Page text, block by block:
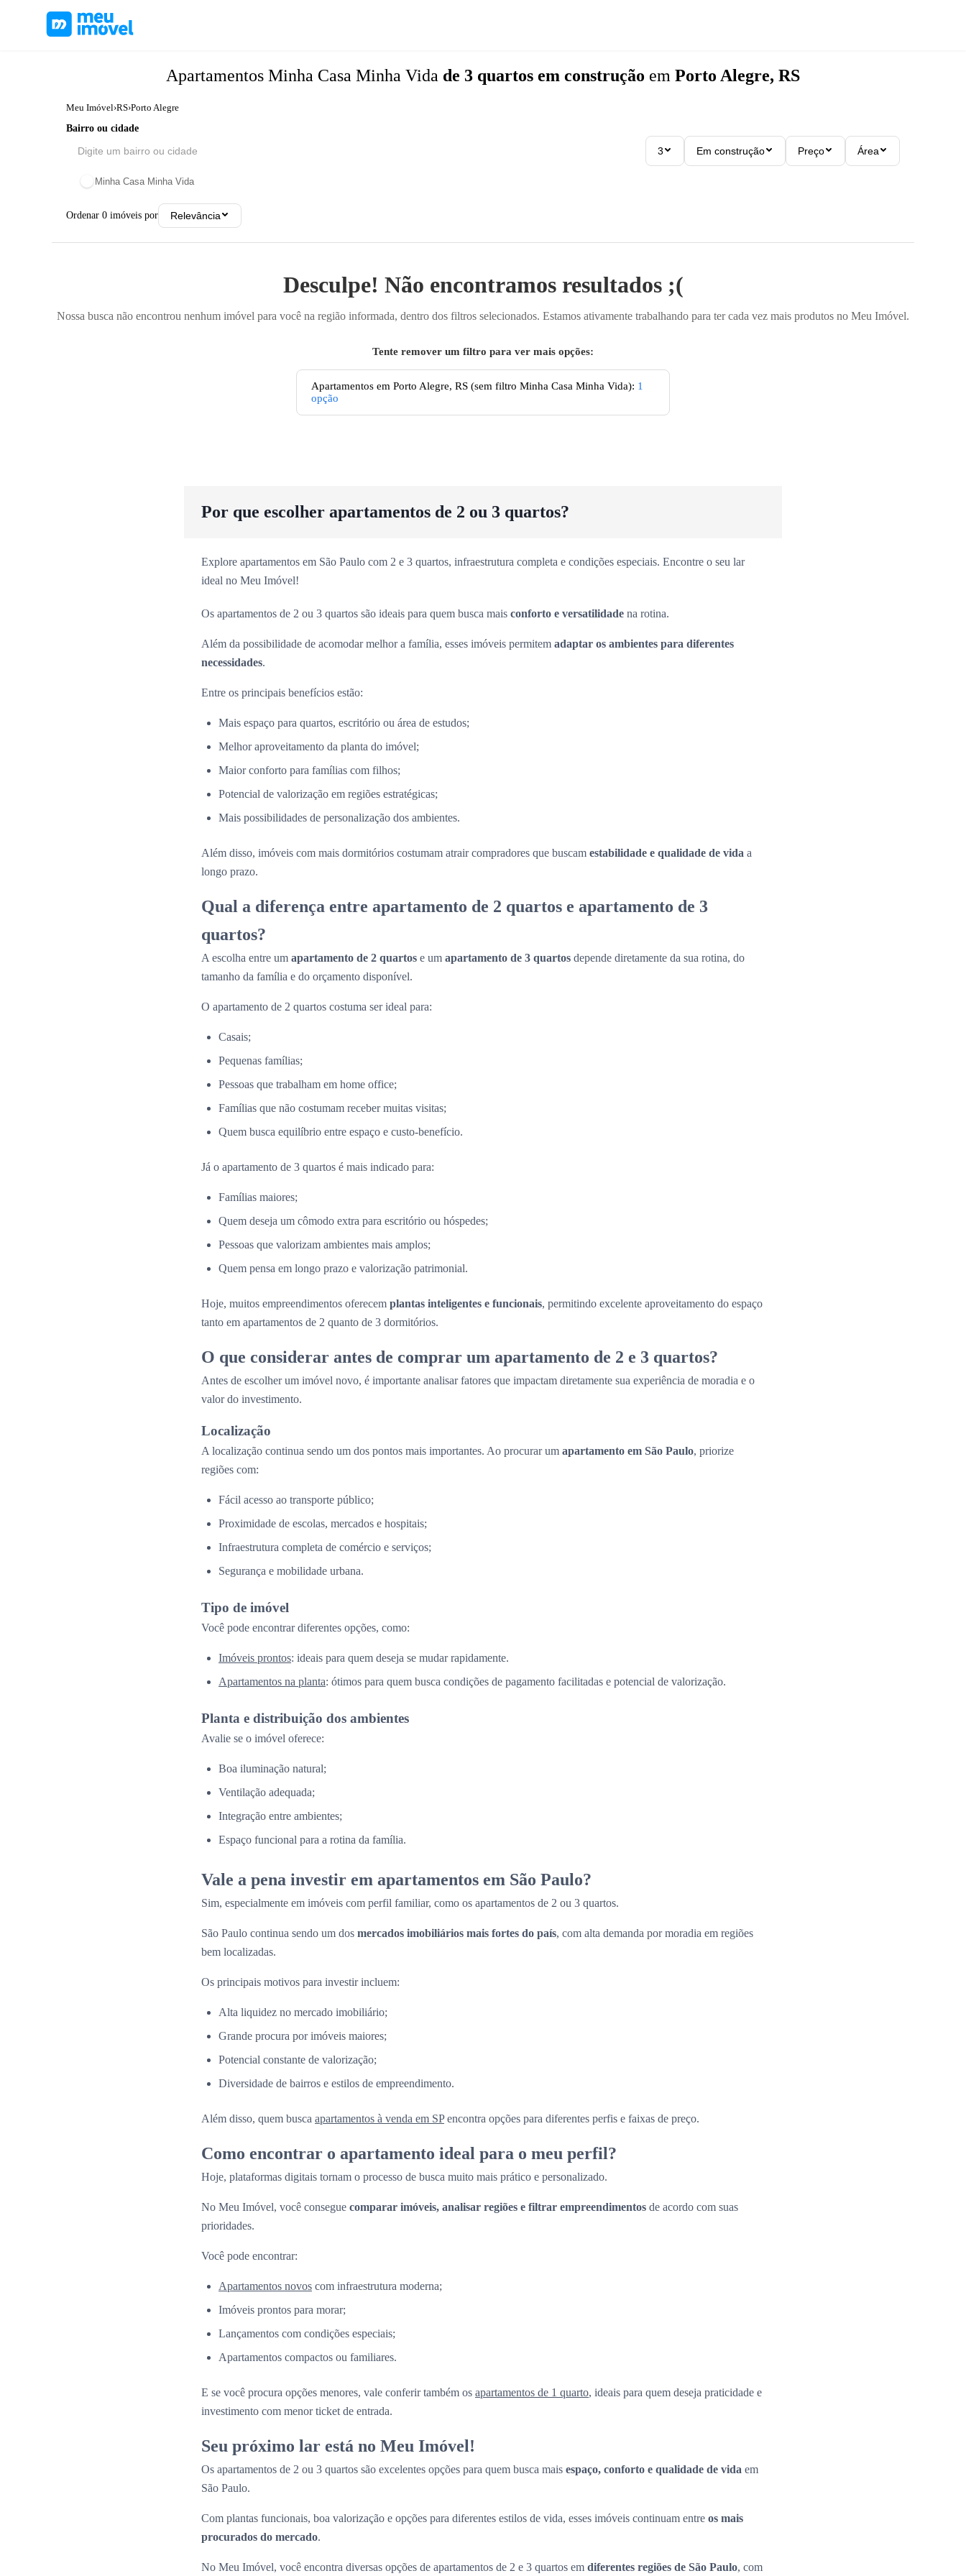
Apartamentos Minha Casa Minha Vida de 3 quartos em construção em Porto Alegre, RS
Meu Imóvel›RS›Porto Alegre
Bairro ou cidade
3 Em construção Preço Área
Minha Casa Minha Vida
Ordenar 0 imóveis por Relevância
Desculpe! Não encontramos resultados ;(
Nossa busca não encontrou nenhum imóvel para você na região informada, dentro dos filtros selecionados. Estamos ativamente trabalhando para ter cada vez mais produtos no Meu Imóvel.
Tente remover um filtro para ver mais opções:
Apartamentos em Porto Alegre, RS (sem filtro Minha Casa Minha Vida): 1
opção
Por que escolher apartamentos de 2 ou 3 quartos?
Explore apartamentos em São Paulo com 2 e 3 quartos, infraestrutura completa e condições especiais. Encontre o seu lar
ideal no Meu Imóvel!
Os apartamentos de 2 ou 3 quartos são ideais para quem busca mais conforto e versatilidade na rotina.
Além da possibilidade de acomodar melhor a família, esses imóveis permitem adaptar os ambientes para diferentes
necessidades.
Entre os principais benefícios estão:
Mais espaço para quartos, escritório ou área de estudos;
Melhor aproveitamento da planta do imóvel;
Maior conforto para famílias com filhos;
Potencial de valorização em regiões estratégicas;
Mais possibilidades de personalização dos ambientes.
Além disso, imóveis com mais dormitórios costumam atrair compradores que buscam estabilidade e qualidade de vida a
longo prazo.
Qual a diferença entre apartamento de 2 quartos e apartamento de 3
quartos?
A escolha entre um apartamento de 2 quartos e um apartamento de 3 quartos depende diretamente da sua rotina, do
tamanho da família e do orçamento disponível.
O apartamento de 2 quartos costuma ser ideal para:
Casais;
Pequenas famílias;
Pessoas que trabalham em home office;
Famílias que não costumam receber muitas visitas;
Quem busca equilíbrio entre espaço e custo-benefício.
Já o apartamento de 3 quartos é mais indicado para:
Famílias maiores;
Quem deseja um cômodo extra para escritório ou hóspedes;
Pessoas que valorizam ambientes mais amplos;
Quem pensa em longo prazo e valorização patrimonial.
Hoje, muitos empreendimentos oferecem plantas inteligentes e funcionais, permitindo excelente aproveitamento do espaço
tanto em apartamentos de 2 quanto de 3 dormitórios.
O que considerar antes de comprar um apartamento de 2 e 3 quartos?
Antes de escolher um imóvel novo, é importante analisar fatores que impactam diretamente sua experiência de moradia e o
valor do investimento.
Localização
A localização continua sendo um dos pontos mais importantes. Ao procurar um apartamento em São Paulo, priorize
regiões com:
Fácil acesso ao transporte público;
Proximidade de escolas, mercados e hospitais;
Infraestrutura completa de comércio e serviços;
Segurança e mobilidade urbana.
Tipo de imóvel
Você pode encontrar diferentes opções, como:
Imóveis prontos: ideais para quem deseja se mudar rapidamente.
Apartamentos na planta: ótimos para quem busca condições de pagamento facilitadas e potencial de valorização.
Planta e distribuição dos ambientes
Avalie se o imóvel oferece:
Boa iluminação natural;
Ventilação adequada;
Integração entre ambientes;
Espaço funcional para a rotina da família.
Vale a pena investir em apartamentos em São Paulo?
Sim, especialmente em imóveis com perfil familiar, como os apartamentos de 2 ou 3 quartos.
São Paulo continua sendo um dos mercados imobiliários mais fortes do país, com alta demanda por moradia em regiões
bem localizadas.
Os principais motivos para investir incluem:
Alta liquidez no mercado imobiliário;
Grande procura por imóveis maiores;
Potencial constante de valorização;
Diversidade de bairros e estilos de empreendimento.
Além disso, quem busca apartamentos à venda em SPencontra opções para diferentes perfis e faixas de preço.
Como encontrar o apartamento ideal para o meu perfil?
Hoje, plataformas digitais tornam o processo de busca muito mais prático e personalizado.
No Meu Imóvel, você consegue comparar imóveis, analisar regiões e filtrar empreendimentos de acordo com suas
prioridades.
Você pode encontrar:
Apartamentos novos com infraestrutura moderna;
Imóveis prontos para morar;
Lançamentos com condições especiais;
Apartamentos compactos ou familiares.
E se você procura opções menores, vale conferir também os apartamentos de 1 quarto, ideais para quem deseja praticidade e
investimento com menor ticket de entrada.
Seu próximo lar está no Meu Imóvel!
Os apartamentos de 2 ou 3 quartos são excelentes opções para quem busca mais espaço, conforto e qualidade de vida em
São Paulo.
Com plantas funcionais, boa valorização e opções para diferentes estilos de vida, esses imóveis continuam entre os mais
procurados do mercado.
No Meu Imóvel, você encontra diversas opções de apartamentos de 2 e 3 quartos em diferentes regiões de São Paulo, com